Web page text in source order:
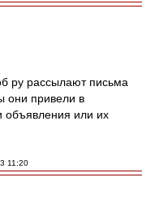
ру рассылают письма
они привели в
объявления или их
11:20